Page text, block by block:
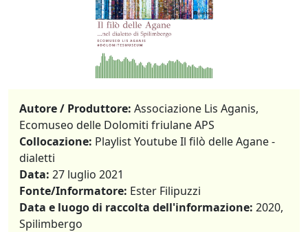
Autore / Produttore: Associazione Lis Aganis,
Ecomuseo delle Dolomiti friulane APS
Collocazione: Playlist Youtube Il filò delle Agane -
dialetti
Data: 27 luglio 2021
Fonte/Informatore: Ester Filipuzzi
Data e luogo di raccolta dell'informazione: 2020,
Spilimbergo